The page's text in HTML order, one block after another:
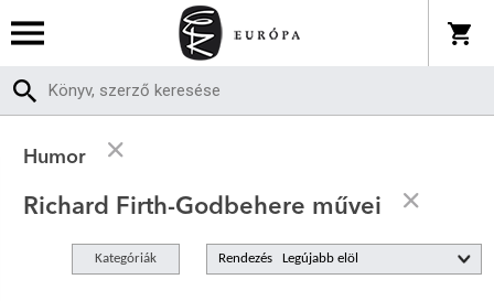
Humor
Richard Firth-Godbehere művei
Kategóriák Rendezés